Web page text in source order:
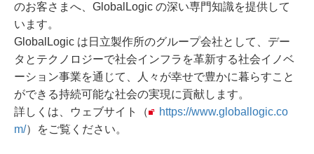
のお客さまへ、GlobalLogic の深い専門知識を提供して
います。
GlobalLogic は日立製作所のグループ会社として、デー
タとテクノロジーで社会インフラを革新する社会イノベ
ーション事業を通じて、人々が幸せで豊かに暮らすこと
ができる持続可能な社会の実現に貢献します。
詳しくは、ウェブサイト（
https://www.globallogic.co
m/）をご覧ください。